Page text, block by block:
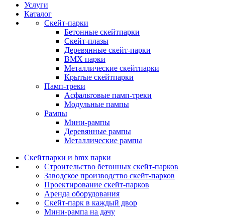
Услуги
Каталог
Скейт‑парки
Бетонные скейтпарки
Скейт‑плазы
Деревянные скейт‑парки
BMX парки
Металлические скейтпарки
Крытые скейтпарки
Памп‑треки
Асфальтовые памп‑треки
Модульные пампы
Рампы
Мини-рампы
Деревянные рампы
Металлические рампы
Скейтпарки и bmx парки
Строительство бетонных скейт‑парков
Заводское производство скейт-парков
Проектирование скейт-парков
Аренда оборудования
Скейт-парк в каждый двор
Мини-рампа на дачу